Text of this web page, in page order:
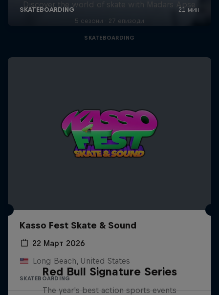
Discover the world of skate with Madars Apse
5 сезони · 27 епизоди
SKATEBOARDING
Kasso Fest Skate & Sound
22 Март 2026
Long Beach, United States
SKATEBOARDING
Red Bull Signature Series
The year's best action sports events